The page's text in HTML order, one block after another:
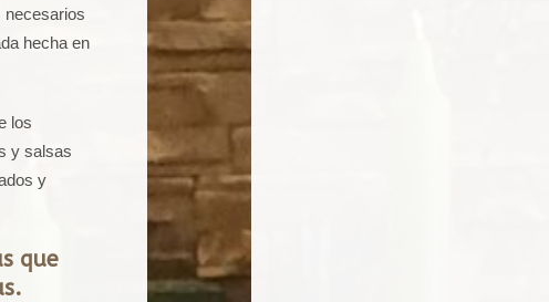
necesarios
hecha en
los
y salsas
y
que